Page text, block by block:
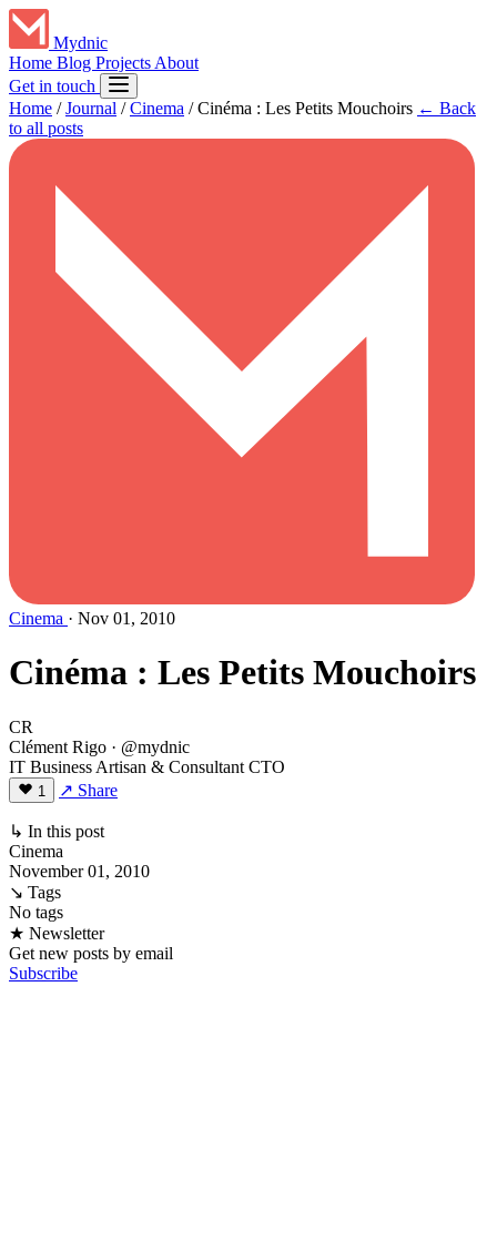
Mydnic
Home Blog Projects About
Get in touch
Home / Journal / Cinema / Cinéma : Les Petits Mouchoirs ← Back
to all posts
Cinema · Nov 01, 2010
Cinéma : Les Petits Mouchoirs
CR
Clément Rigo · @mydnic
IT Business Artisan & Consultant CTO
1 ↗ Share
↳ In this post
Cinema
November 01, 2010
↘ Tags
No tags
★ Newsletter
Get new posts by email
Subscribe